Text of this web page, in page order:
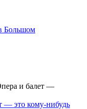
Большом
и балет —
— это кому-нибудь